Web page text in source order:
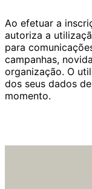
Ao efetuar a
autoriza a
para
campanhas,
organização. O
dos seus dados
momento.